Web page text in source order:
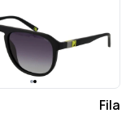
Fila